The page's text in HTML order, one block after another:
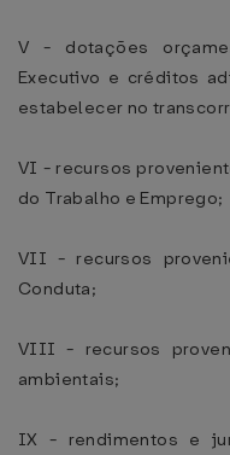
V - dotações
Executivo e créditos
estabelecer no
VI - recursos
do Trabalho e Emprego;
VII - recursos
Conduta;
VIII - recursos
ambientais;
IX - rendimentos e